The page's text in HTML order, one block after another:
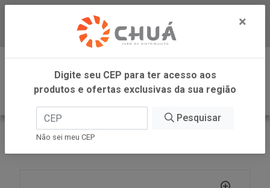
Baixe já nosso APP
0
INÍCIO
LINEA ALIMENTOS
×
Digite seu CEP para ter acesso aos
produtos e ofertas exclusivas da sua região
Pesquisar
Não sei meu CEP